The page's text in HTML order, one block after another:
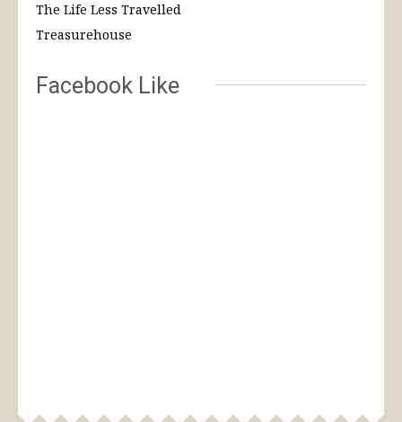
The Life Less Travelled
Treasurehouse
Facebook Like